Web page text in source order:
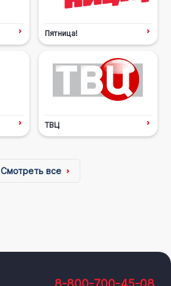
Пятница!
ТВЦ
Смотреть все